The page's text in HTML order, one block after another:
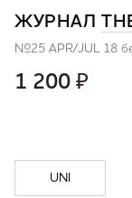
ЖУРНАЛ
№25 APR/JUL 18
1 200 ₽
UNI